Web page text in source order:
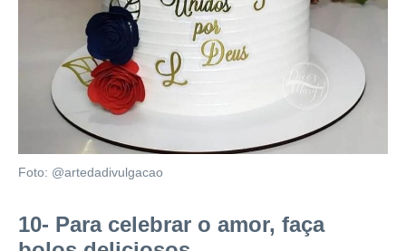
Foto: @artedadivulgacao
10- Para celebrar o amor, faça